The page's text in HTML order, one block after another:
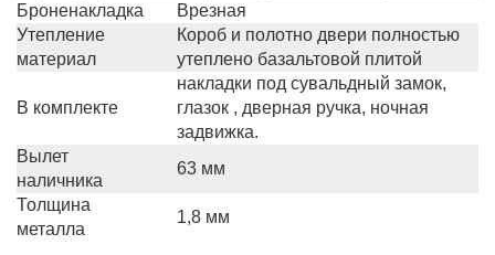
Броненакладка
Врезная
Утепление
материал
Короб и полотно двери полностью
утеплено базальтовой плитой
В комплекте
накладки под сувальдный замок,
глазок , дверная ручка, ночная
задвижка.
Вылет
наличника
63 мм
Толщина
металла
1,8 мм